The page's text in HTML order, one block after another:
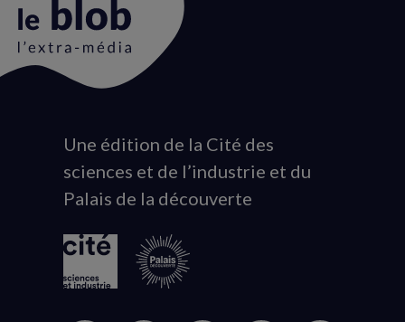
Animation
du
logo
Une édition de la Cité des
sciences et de l’industrie et du
Palais de la découverte